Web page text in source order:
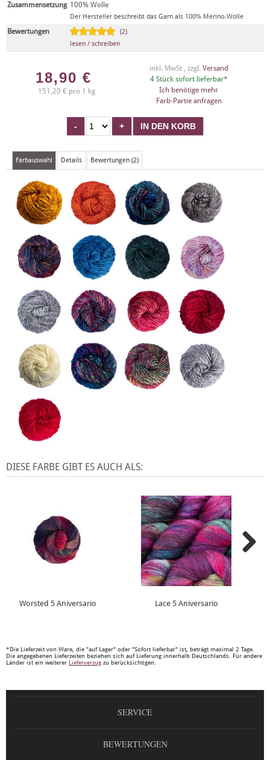
Zusammensetzung 100% Wolle
Der Hersteller beschreibt das Garn als 100% Merino-Wolle
Bewertungen
(2)
lesen / schreiben
18,90 €
151,20 € pro 1 kg
inkl. MwSt , zzgl. Versand
4 Stück sofort lieferbar*
Ich benötige mehr
Farb-Partie anfragen
Farbauswahl Details Bewertungen (2)
DIESE FARBE GIBT ES AUCH ALS:
Worsted 5 Aniversario Lace 5 Aniversario
*Die Lieferzeit von Ware, die "auf Lager" oder "Sofort lieferbar" ist, beträgt maximal 2 Tage.
Die angegebenen Lieferzeiten beziehen sich auf Lieferung innerhalb Deutschlands. Für andere
Länder ist ein weiterer Lieferverzug zu berücksichtigen.
SERVICE
BEWERTUNGEN